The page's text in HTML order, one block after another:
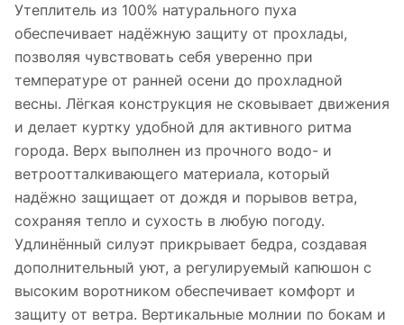
Утеплитель из 100% натурального пуха
обеспечивает надёжную защиту от прохлады,
позволяя чувствовать себя уверенно при
температуре от ранней осени до прохладной
весны. Лёгкая конструкция не сковывает движения
и делает куртку удобной для активного ритма
города. Верх выполнен из прочного водо- и
ветроотталкивающего материала, который
надёжно защищает от дождя и порывов ветра,
сохраняя тепло и сухость в любую погоду.
Удлинённый силуэт прикрывает бедра, создавая
дополнительный уют, а регулируемый капюшон с
высоким воротником обеспечивает комфорт и
защиту от ветра. Вертикальные молнии по бокам и